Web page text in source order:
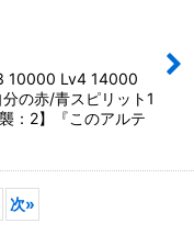
10000 Lv4 14000
の赤/青スピリット1
：2】『このアルテ
次»